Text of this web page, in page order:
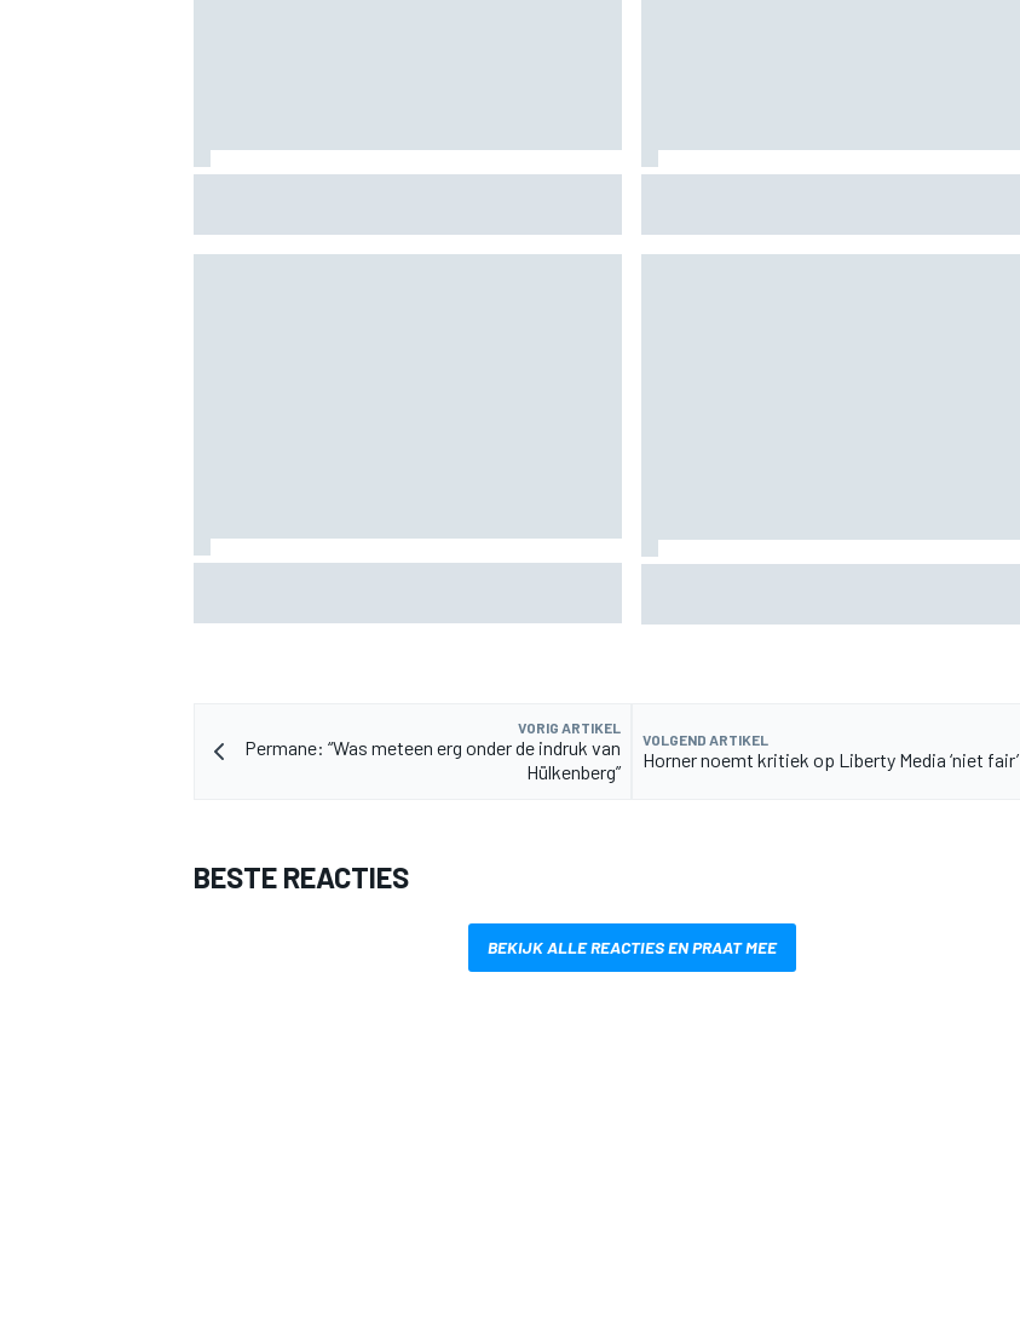
VORIG ARTIKEL
Permane: “Was meteen erg onder de indruk van
Hülkenberg”
VOLGEND ARTIKEL
Horner noemt kritiek op Liberty Media ‘niet fair’
BESTE REACTIES
BEKIJK ALLE REACTIES EN PRAAT MEE